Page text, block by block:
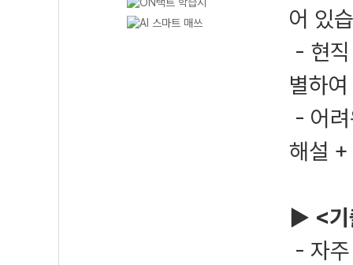
어 있
- 현
별하
- 어
해설
▶ <
- 자